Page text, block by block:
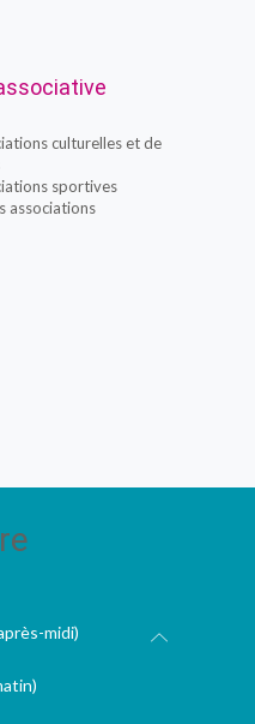
culturelles et de
sportives
associations
midi)